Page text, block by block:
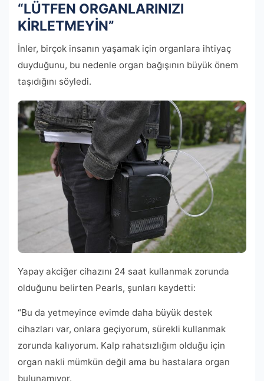
“LÜTFEN ORGANLARINIZI
KİRLETMEYİN”
İnler, birçok insanın yaşamak için organlara ihtiyaç
duyduğunu, bu nedenle organ bağışının büyük önem
taşıdığını söyledi.
Yapay akciğer cihazını 24 saat kullanmak zorunda
olduğunu belirten Pearls, şunları kaydetti:
“Bu da yetmeyince evimde daha büyük destek
cihazları var, onlara geçiyorum, sürekli kullanmak
zorunda kalıyorum. Kalp rahatsızlığım olduğu için
organ nakli mümkün değil ama bu hastalara organ
bulunamıyor.